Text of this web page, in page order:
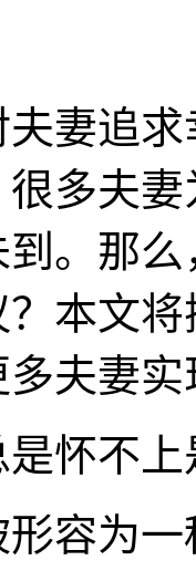
追求
多夫
。那
本文
夫妻
不上
为一